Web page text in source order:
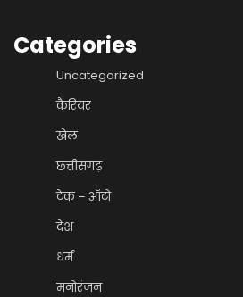
Categories
Uncategorized
कैरियर
खेल
छत्तीसगढ़
टेक – ऑटो
देश
धर्म
मनोरंजन